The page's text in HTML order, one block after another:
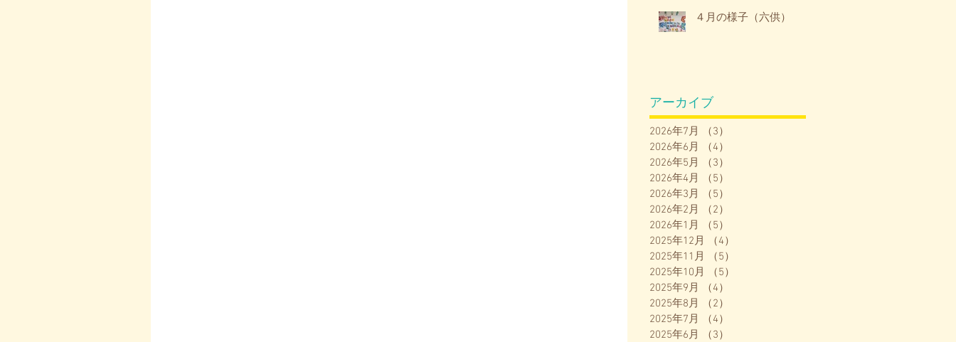
４月の様子（六供）
アーカイブ
2026年7月 （3）
2026年6月
（4）
2026年5月
（3）
2026年4月
（5）
2026年3月
（5）
2026年2月
（2）
2026年1月
（5）
2025年12月
（4）
2025年11月
（5）
2025年10月
（5）
2025年9月
（4）
2025年8月
（2）
2025年7月
（4）
2025年6月
（3）